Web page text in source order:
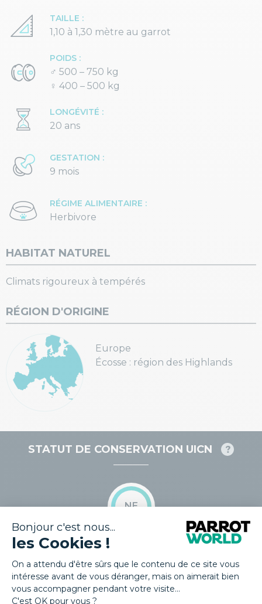
HABITAT NATUREL
Climats rigoureux à tempérés
RÉGION D'ORIGINE
Europe
Écosse : région des Highlands
TAILLE :
1,10 à 1,30 mètre au garrot
POIDS :
♂ 500 – 750 kg
♀ 400 – 500 kg
LONGÉVITÉ :
20 ans
GESTATION :
9 mois
RÉGIME ALIMENTAIRE :
Herbivore
STATUT DE CONSERVATION UICN
NE
Non évalué